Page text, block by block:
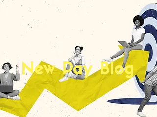
New Pay Blog